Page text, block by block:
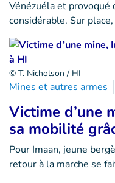
Vénézuéla et provoqué
considérable. Sur
© T. Nicholson / HI
Mines et autres armes
Victime d’une
sa mobilité
Pour Imaan, jeune
retour à la marche se